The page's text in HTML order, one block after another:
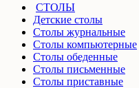
СТОЛЫ
Детские столы
Столы журнальные
Столы компьютерные
Столы обеденные
Столы письменные
Столы приставные